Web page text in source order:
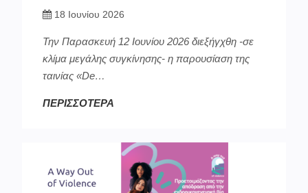
18 Ιουνίου 2026
Την Παρασκευή 12 Ιουνίου 2026 διεξήγχθη -σε
κλίμα μεγάλης συγκίνησης- η παρουσίαση της
ταινίας «De…
ΠΕΡΙΣΣΟΤΕΡΑ